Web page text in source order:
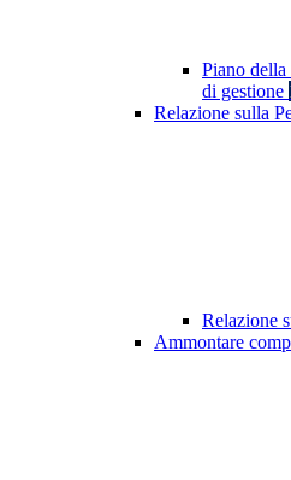
Piano della
di gestione
Relazione sulla
Relazione
Ammontare